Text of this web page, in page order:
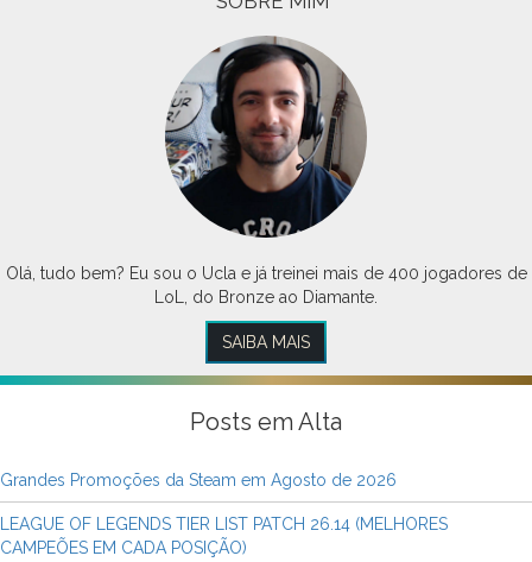
Olá, tudo bem? Eu sou o Ucla e já treinei mais de 400 jogadores de
LoL, do Bronze ao Diamante.
SAIBA MAIS
Posts em Alta
Grandes Promoções da Steam em Agosto de 2026
LEAGUE OF LEGENDS TIER LIST PATCH 26.14 (MELHORES
CAMPEÕES EM CADA POSIÇÃO)